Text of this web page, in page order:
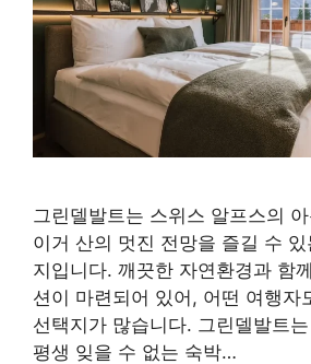
그린델발트는 스위스 알프스의
이거 산의 멋진 전망을 즐길 수
지입니다. 깨끗한 자연환경과 함
션이 마련되어 있어, 어떤 여행자
선택지가 많습니다. 그린델발트
평생 잊을 수 없는 숙박…